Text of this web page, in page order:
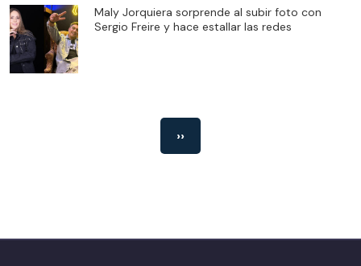
Maly Jorquiera sorprende al subir foto con
Sergio Freire y hace estallar las redes
››